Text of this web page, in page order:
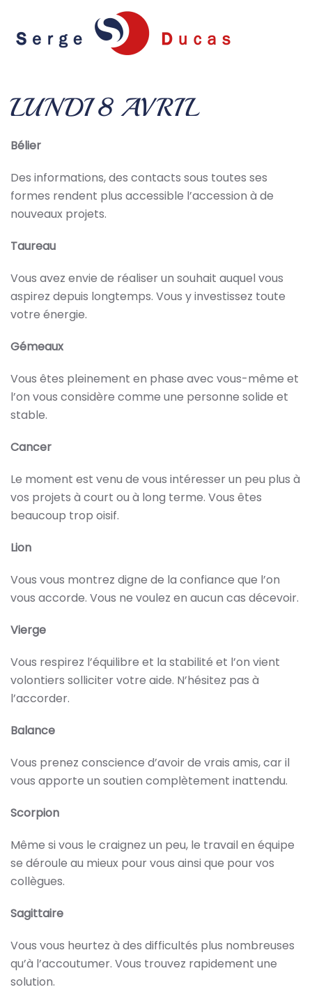
Skip to main content
LUNDI 8 AVRIL
Bélier
Des informations, des contacts sous toutes ses
formes rendent plus accessible l’accession à de
nouveaux projets.
Taureau
Vous avez envie de réaliser un souhait auquel vous
aspirez depuis longtemps. Vous y investissez toute
votre énergie.
Gémeaux
Vous êtes pleinement en phase avec vous-même et
l’on vous considère comme une personne solide et
stable.
Cancer
Le moment est venu de vous intéresser un peu plus à
vos projets à court ou à long terme. Vous êtes
beaucoup trop oisif.
Lion
Vous vous montrez digne de la confiance que l’on
vous accorde. Vous ne voulez en aucun cas décevoir.
Vierge
Vous respirez l’équilibre et la stabilité et l’on vient
volontiers solliciter votre aide. N’hésitez pas à
l’accorder.
Balance
Vous prenez conscience d’avoir de vrais amis, car il
vous apporte un soutien complètement inattendu.
Scorpion
Même si vous le craignez un peu, le travail en équipe
se déroule au mieux pour vous ainsi que pour vos
collègues.
Sagittaire
Vous vous heurtez à des difficultés plus nombreuses
qu’à l’accoutumer. Vous trouvez rapidement une
solution.